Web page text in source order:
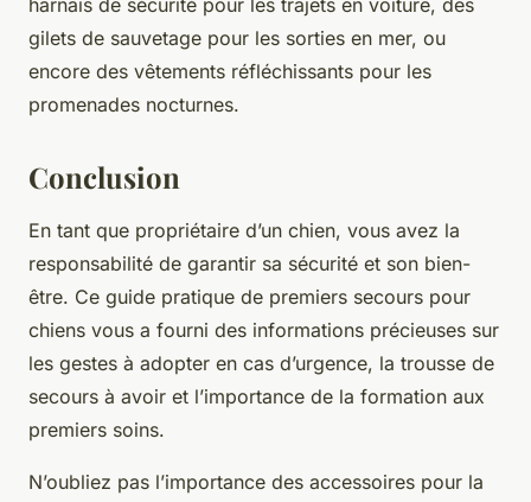
harnais de sécurité pour les trajets en voiture, des
gilets de sauvetage pour les sorties en mer, ou
encore des vêtements réfléchissants pour les
promenades nocturnes.
Conclusion
En tant que propriétaire d’un chien, vous avez la
responsabilité de garantir sa sécurité et son bien-
être. Ce guide pratique de premiers secours pour
chiens vous a fourni des informations précieuses sur
les gestes à adopter en cas d’urgence, la trousse de
secours à avoir et l’importance de la formation aux
premiers soins.
N’oubliez pas l’importance des accessoires pour la